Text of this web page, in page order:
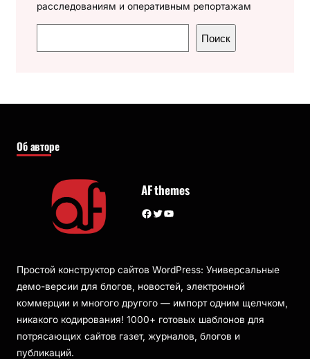
расследованиям и оперативным репортажам
о
к
Поиск
Об авторе
AF themes
Facebook Twitter YouTube
Простой конструктор сайтов WordPress: Универсальные
демо-версии для блогов, новостей, электронной
коммерции и многого другого — импорт одним щелчком,
никакого кодирования! 1000+ готовых шаблонов для
потрясающих сайтов газет, журналов, блогов и
публикаций.